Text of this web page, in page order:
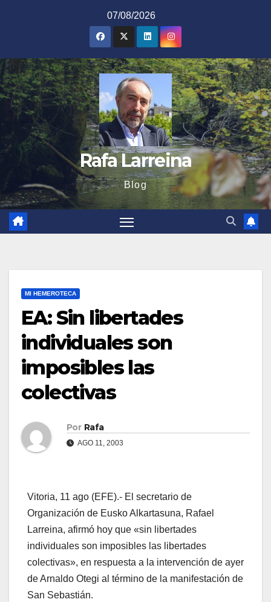
07/08/2026
Rafa Larreina
Blog
MI HEMEROTECA
EA: Sin libertades
individuales son
imposibles las
colectivas
Por Rafa
AGO 11, 2003
Vitoria, 11 ago (EFE).- El secretario de
Organización de Eusko Alkartasuna, Rafael
Larreina, afirmó hoy que «sin libertades
individuales son imposibles las libertades
colectivas», en respuesta a la intervención de ayer
de Arnaldo Otegi al término de la manifestación de
San Sebastián.